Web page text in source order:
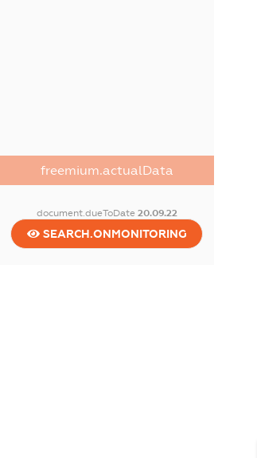
freemium.actualData
document.dueToDate 20.09.22
SEARCH.ONMONITORING